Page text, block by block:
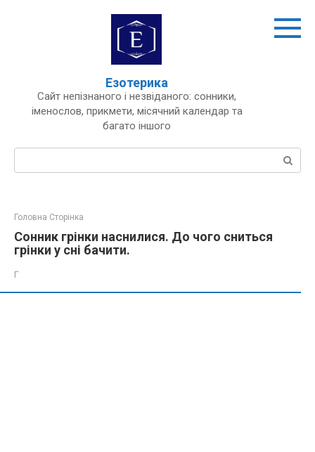
Езотерика
Сайт непізнаного і незвіданого: сонники,
іменослов, прикмети, місячний календар та
багато іншого
Пошук:
Головна Сторінка
Сонник грінки наснилися. До чого сниться
грінки у сні бачити.
Г